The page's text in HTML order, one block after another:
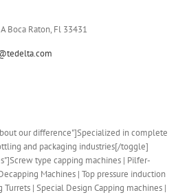
Boca Raton, Fl 33431
our difference"]Specialized in complete
and packaging industries[/toggle]
type capping machines | Pilfer-
Machines | Top pressure induction
Turrets | Special Design Capping machines |